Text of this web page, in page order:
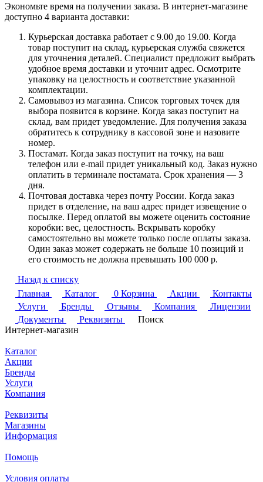
Экономьте время на получении заказа. В интернет-магазине
доступно 4 варианта доставки:
Курьерская доставка работает с 9.00 до 19.00. Когда
товар поступит на склад, курьерская служба свяжется
для уточнения деталей. Специалист предложит выбрать
удобное время доставки и уточнит адрес. Осмотрите
упаковку на целостность и соответствие указанной
комплектации.
Самовывоз из магазина. Список торговых точек для
выбора появится в корзине. Когда заказ поступит на
склад, вам придет уведомление. Для получения заказа
обратитесь к сотруднику в кассовой зоне и назовите
номер.
Постамат. Когда заказ поступит на точку, на ваш
телефон или e-mail придет уникальный код. Заказ нужно
оплатить в терминале постамата. Срок хранения — 3
дня.
Почтовая доставка через почту России. Когда заказ
придет в отделение, на ваш адрес придет извещение о
посылке. Перед оплатой вы можете оценить состояние
коробки: вес, целостность. Вскрывать коробку
самостоятельно вы можете только после оплаты заказа.
Один заказ может содержать не больше 10 позиций и
его стоимость не должна превышать 100 000 р.
Назад к списку
Главная
Каталог 0 Корзина Акции
Контакты
Услуги
Бренды Отзывы Компания
Лицензии
Документы
Реквизиты
Поиск
Интернет-магазин
Каталог
Акции
Бренды
Услуги
Компания
Реквизиты
Магазины
Информация
Помощь
Условия оплаты